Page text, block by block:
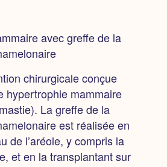
avec greffe de la
chirurgicale conçue
hypertrophie mammaire
La greffe de la
est réalisée en
de l’aréole, y compris la
et en la transplantant sur